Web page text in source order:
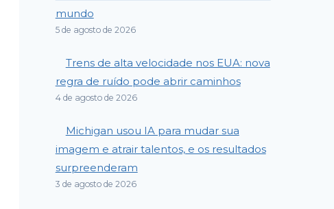
mundo
5 de agosto de 2026
Trens de alta velocidade nos EUA: nova
regra de ruído pode abrir caminhos
4 de agosto de 2026
Michigan usou IA para mudar sua
imagem e atrair talentos, e os resultados
surpreenderam
3 de agosto de 2026